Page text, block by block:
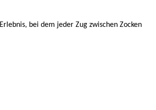
bei dem jeder Zug zwischen Zocken